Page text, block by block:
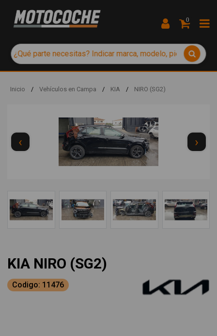
0
Inicio / Vehículos en Campa / KIA / NIRO (SG2)
‹ ›
KIA NIRO (SG2)
Codigo: 11476